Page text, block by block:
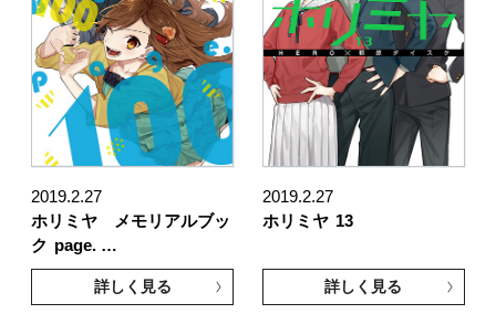
2019.2.27
ホリミヤ メモリアルブッ
ク page. …
詳しく見る
2019.2.27
ホリミヤ 13
詳しく見る